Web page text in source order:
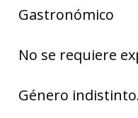
Gastronómico
No se requiere
Género